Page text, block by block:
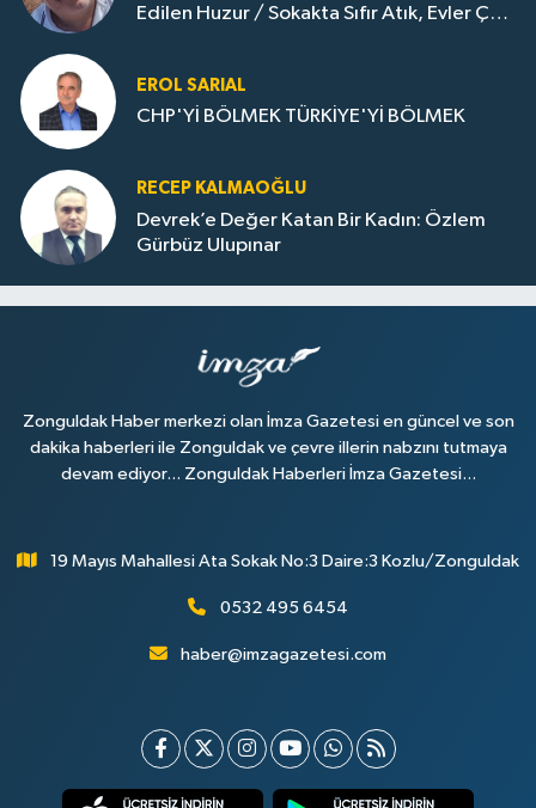
Edilen Huzur / Sokakta Sıfır Atık, Evler Çöp
EROL SARIAL
CHP'Yİ BÖLMEK TÜRKİYE'Yİ BÖLMEK
RECEP KALMAOĞLU
Devrek’e Değer Katan Bir Kadın: Özlem
Gürbüz Ulupınar
Zonguldak Haber merkezi olan İmza Gazetesi en güncel ve son
dakika haberleri ile Zonguldak ve çevre illerin nabzını tutmaya
devam ediyor... Zonguldak Haberleri İmza Gazetesi...
19 Mayıs Mahallesi Ata Sokak No:3 Daire:3 Kozlu/Zonguldak
0532 495 6454
haber@imzagazetesi.com